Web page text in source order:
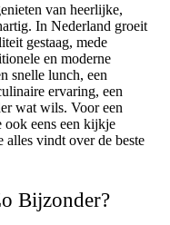
van heerlijke,
In Nederland groeit
gestaag, mede
en moderne
snelle lunch, een
ervaring, een
wat wils. Voor een
ook eens een kijkje
alles vindt over de beste
Bijzonder?